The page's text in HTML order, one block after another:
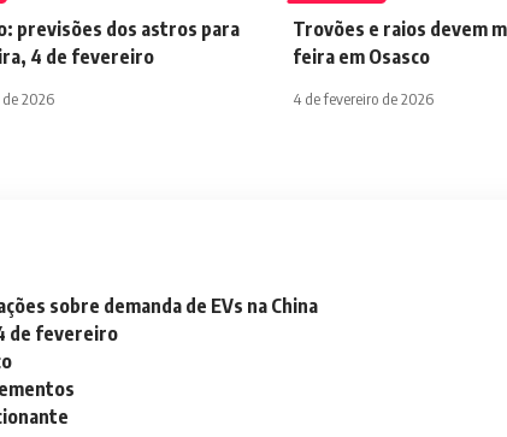
previsões dos astros para
4 de fevereiro
2026
Trovões e raios devem
feira em Osasco
4 de fevereiro de 2026
sobre demanda de EVs na China
de fevereiro